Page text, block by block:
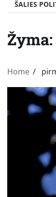
ŠALIES
Žyma:
Home